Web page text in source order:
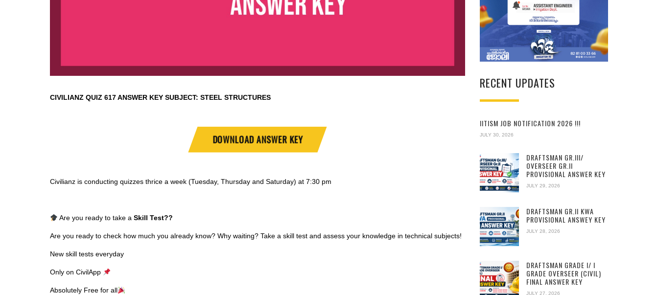
CIVILIANZ QUIZ 617 ANSWER KEY SUBJECT: STEEL STRUCTURES
DOWNLOAD ANSWER KEY
Civilianz is conducting quizzes thrice a week (Tuesday, Thursday and Saturday) at 7:30 pm
Are you ready to take a Skill Test??
Are you ready to check how much you already know? Why waiting? Take a skill test and assess your knowledge in technical subjects!
New skill tests everyday
Only on CivilApp
Absolutely Free for all
RECENT UPDATES
IITISM JOB NOTIFICATION 2026 !!!
JULY 30, 2026
DRAFTSMAN GR.III/
OVERSEER GR.II
PROVISIONAL ANSWER KEY
JULY 29, 2026
DRAFTSMAN GR.II KWA
PROVISIONAL ANSWEY KEY
JULY 28, 2026
DRAFTSMAN GRADE I/ I
GRADE OVERSEER (CIVIL)
FINAL ANSWER KEY
JULY 27, 2026